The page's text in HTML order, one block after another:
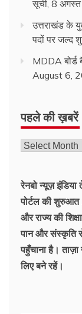
सूची, 8 अगस्त
उत्तराखंड के
पदों पर जल्द
MDDA बोर्ड
August 6,
पहले की ख़बरें
रेनबो न्यूज़
पोर्टल की शुरुआत
और राज्य की
पान और संस्कृति
पहुँचाना है।
लिए बने रहें।